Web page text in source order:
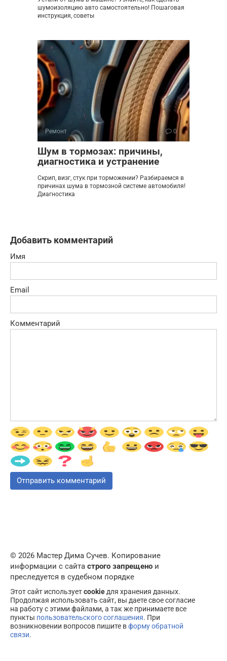
шумоизоляцию авто самостоятельно! Пошаговая
инструкция, советы
Ремонт 0
Шум в тормозах: причины,
диагностика и устранение
Скрип, визг, стук при торможении? Разбираемся в
причинах шума в тормозной системе автомобиля!
Диагностика
Добавить комментарий
Имя
Email
Комментарий
© 2026 Мастер Дима Сучев. Копирование
информации с сайта строго запрещено и
преследуется в судебном порядке
Этот сайт используетcookie для хранения данных.
Продолжая использовать сайт, вы даете свое согласие
на работу с этими файлами, а так же принимаете все
пункты пользовательского соглашения. При
возникновении вопросов пишите вформу обратной
связи.